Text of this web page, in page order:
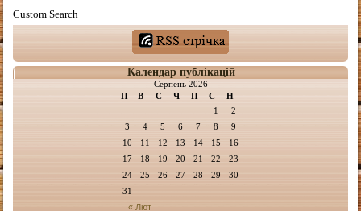
Custom Search
Календар публікацій
Серпень 2026
П
В С Ч П С Н
« Лют
1
2
3
4 5 6 7 8
9
10
11 12 13 14 15
16
17
18 19 20 21 22
23
24
25 26 27 28 29
30
31